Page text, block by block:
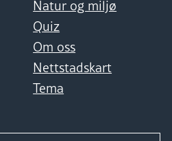
Natur og miljø
Quiz
Om oss
Nettstadskart
Tema